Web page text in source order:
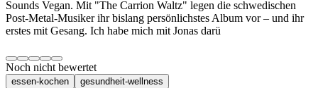
Sounds Vegan. Mit "The Carrion Waltz" legen die schwedischen
Post-Metal-Musiker ihr bislang persönlichstes Album vor – und ihr
erstes mit Gesang. Ich habe mich mit Jonas darü
Noch nicht bewertet
essen-kochen gesundheit-wellness